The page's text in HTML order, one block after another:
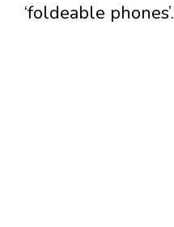
‘foldeable phones’.